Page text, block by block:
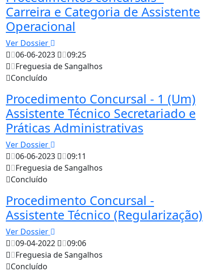
Carreira e Categoria de Assistente
Operacional
Ver Dossier
06-06-2023
09:25
Freguesia de Sangalhos
Concluído
Procedimento Concursal - 1 (Um)
Assistente Técnico Secretariado e
Práticas Administrativas
Ver Dossier
06-06-2023
09:11
Freguesia de Sangalhos
Concluído
Procedimento Concursal -
Assistente Técnico (Regularização)
Ver Dossier
09-04-2022
09:06
Freguesia de Sangalhos
Concluído